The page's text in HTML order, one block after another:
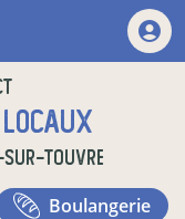
sur-Touvre
boulangerie